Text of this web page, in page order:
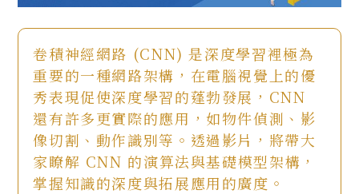
卷積神經網路 (CNN) 是深度學習裡極為
重要的一種網路架構，在電腦視覺上的優
秀表現促使深度學習的蓬勃發展，CNN
還有許多更實際的應用，如物件偵測、影
像切割、動作識別等。透過影片，將帶大
家瞭解 CNN 的演算法與基礎模型架構，
掌握知識的深度與拓展應用的廣度。